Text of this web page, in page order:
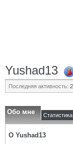
Yushad13
Последняя активность:
Обо мне Статистика
О Yushad13